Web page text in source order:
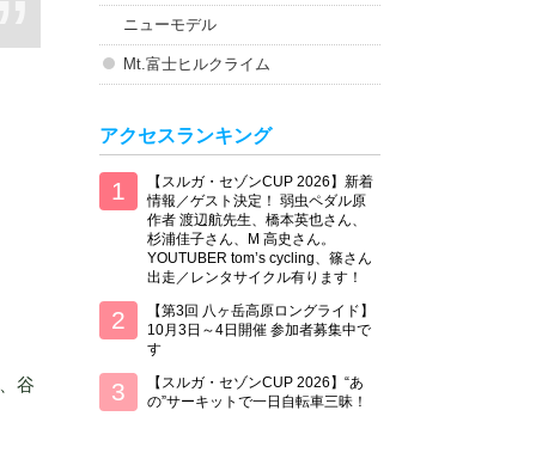
谷
ニューモデル
Mt.富士ヒルクライム
アクセスランキング
【スルガ・セゾンCUP 2026】新着
情報／ゲスト決定！ 弱虫ペダル原
作者 渡辺航先生、橋本英也さん、
杉浦佳子さん、M 高史さん。
YOUTUBER tom’s cycling、篠さん
出走／レンタサイクル有ります！
【第3回 八ヶ岳高原ロングライド】
10月3日～4日開催 参加者募集中で
す
【スルガ・セゾンCUP 2026】“あ
の”サーキットで一日自転車三昧！